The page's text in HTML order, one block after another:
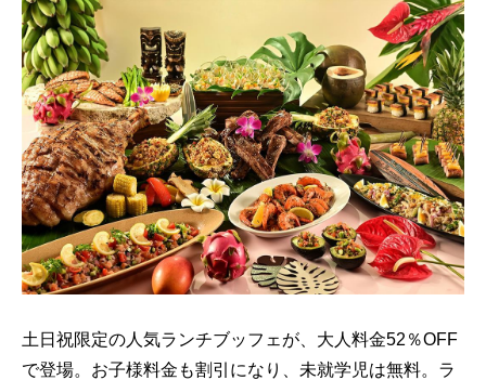
土日祝限定の人気ランチブッフェが、大人料金52％OFF
で登場。お子様料金も割引になり、未就学児は無料。ラ